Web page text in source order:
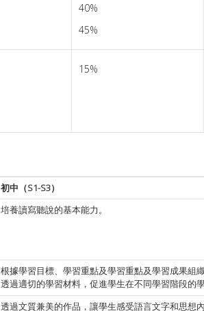
40%
45%
15%
初中（S1-S3）
培養讀寫聽說的基本能力。
根據學習目標、學習重點及學習重點及學習成果組
透過適切的學習材料，促進學生在不同學習階段的學
透過文質兼美的作品，讓學生感受語言文字和思想